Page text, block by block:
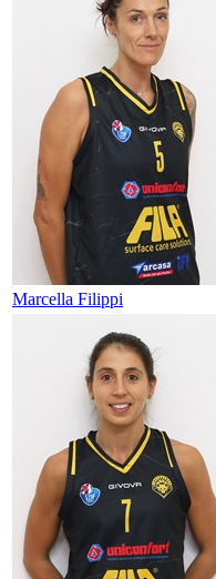
Marcella Filippi